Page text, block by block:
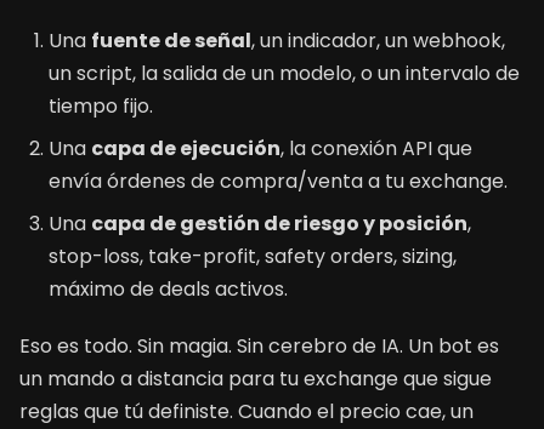
Una fuente de señal, un indicador, un webhook,
un script, la salida de un modelo, o un intervalo de
tiempo fijo.
Una capa de ejecución, la conexión API que
envía órdenes de compra/venta a tu exchange.
Una capa de gestión de riesgo y posición,
stop-loss, take-profit, safety orders, sizing,
máximo de deals activos.
Eso es todo. Sin magia. Sin cerebro de IA. Un bot es
un mando a distancia para tu exchange que sigue
reglas que tú definiste. Cuando el precio cae, un